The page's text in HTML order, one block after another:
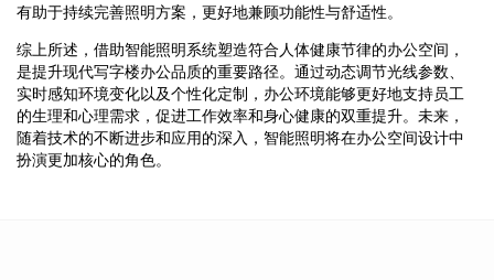
有助于持续完善照明方案，更好地兼顾功能性与舒适性。
综上所述，借助智能照明系统塑造符合人体健康节律的办公空间，
是提升现代写字楼办公品质的重要路径。通过动态调节光线参数、
实时感知环境变化以及个性化定制，办公环境能够更好地支持员工
的生理和心理需求，促进工作效率和身心健康的双重提升。未来，
随着技术的不断进步和应用的深入，智能照明将在办公空间设计中
扮演更加核心的角色。